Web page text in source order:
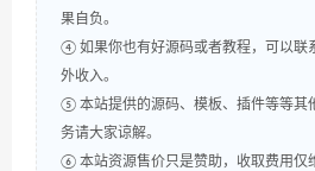
果自负。
④ 如果你也有好源码或者教程，可以联
外收入。
⑤ 本站提供的源码、模板、插件等等其
务请大家谅解。
⑥ 本站资源售价只是赞助，收取费用仅